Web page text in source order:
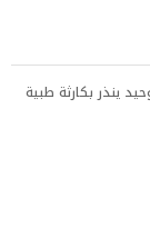
ينذر بكارثة طبية